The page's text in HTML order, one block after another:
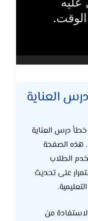
العناية
درس العناية
هذه الصفحة
الطلاب
على تحديث
من